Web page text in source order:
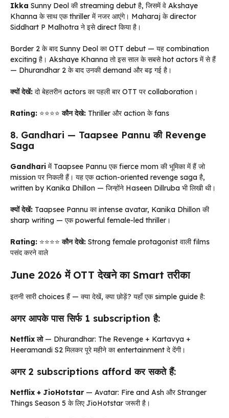
Ikka Sunny Deol की streaming debut है, जिसमें वे Akshaye
Khanna के साथ एक thriller में नजर आएंगे। Maharaj के director
Siddhart P Malhotra ने इसे direct किया है।
Border 2 के बाद Sunny Deol का OTT debut — यह combination
exciting है। Akshaye Khanna तो इस साल के सबसे hot actors में से हैं
— Dhurandhar 2 के बाद उनकी demand और बढ़ गई है।
क्यों देखें: दो बेहतरीन actors का पहली बार OTT पर collaboration।
Rating: ⭐⭐⭐⭐कौन देखे: Thriller और action के fans
8. Gandhari — Taapsee Pannu की Revenge
Saga
Gandhari में Taapsee Pannu एक fierce mom की भूमिका में हैं जो
mission पर निकली हैं। यह एक action-oriented revenge saga है,
written by Kanika Dhillon — जिन्होंने Haseen Dillruba भी लिखी थी।
क्यों देखें: Taapsee Pannu का intense avatar, Kanika Dhillon की
sharp writing — एक powerful female-led thriller।
Rating: ⭐⭐⭐⭐कौन देखे: Strong female protagonist वाली films
पसंद करने वाले
June 2026 में OTT देखने का Smart तरीका
इतनी सारी choices हैं — क्या देखें, क्या छोड़ें? यहाँ एक simple guide है:
अगर आपके पास सिर्फ 1 subscription है:
Netflix लो— Dhurandhar: The Revenge + Kartavya +
Heeramandi S2 मिलकर पूरे महीने का entertainment दे देंगी।
अगर 2 subscriptions afford कर सकते हैं:
Netflix + JioHotstar— Avatar: Fire and Ash और Stranger
Things Season 5 के लिए JioHotstar जरूरी है।